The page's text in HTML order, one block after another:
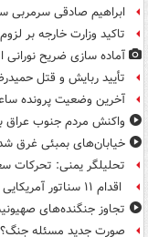
ابراهیم صادقی سرمربی
تاکید وزارت خارجه بر
آماده سازی ضریح نورانی
تأیید ربایش و قتل
آخرین وضعیت پرونده
واکنش مردم جنوب عراق
خیابان‌های بمبئی غرق
تحلیلگر یمنی:
اقدام ۱۱ سناتور آمریکایی برای توقف جنگ علیه ایران
تجاوز جنگنده‌های
صورت جدید مسئله